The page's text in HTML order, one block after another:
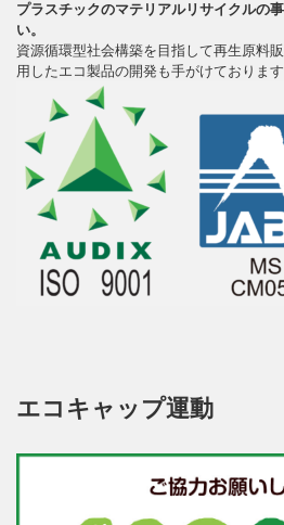
プラスチックのマテリアルリサイクルの
い。
資源循環型社会構築を目指して再生原料
用したエコ製品の開発も手がけております
エコキャップ運動